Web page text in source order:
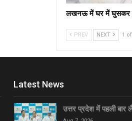
लखनऊ में घर में घुसकर
PREV NEXT 1 of
Latest News
उत्तर प्रदेश में पहली